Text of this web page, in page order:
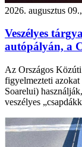
2026. augusztus
Veszélyes
autópályán, a
Az Országos
figyelmezteti
Soarelui)
veszélyes